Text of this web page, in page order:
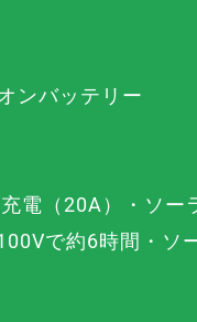
ンバッテリー
電（20A） ・ソ
で約6時間 ・ソ